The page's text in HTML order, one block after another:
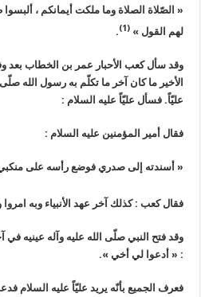
« الصّلاة الصلاة وما ملكت أيمانكم ،
لهم القول »(1)
.
وقد سأل كعب الأحبار عمر بن الخطاب بعد
الأخير ما كان آخر ما تكلّم به رسول الله
عليّاً. فسأل عليّاً عليه السلام :
فقال أمير المؤمنين عليه السلام :
« أسندته إلى صدري فوضع رأسه على منكبي
فقال كعب : كذلك آخر عهد الأنبياء وبه امروا
وقد فتح النبي صلّى الله عليه وآله عينيه
: « أدعوا لي أخي ».
فعرف الجميع بأنّه يريد عليّاً عليه السلام